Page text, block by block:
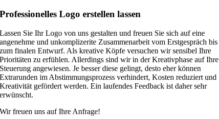
Professionelles Logo erstellen lassen
Lassen Sie Ihr Logo von uns gestalten und freuen Sie sich auf eine
angenehme und unkomplizerite Zusammenarbeit vom Erstgespräch bis
zum finalen Entwurf. Als kreative Köpfe versuchen wir sensibel Ihre
Prioritäten zu erfühlen. Allerdings sind wir in der Kreativphase auf Ihre
Steuerung angewiesen. Je besser diese gelingt, desto eher können
Extrarunden im Abstimmungsprozess verhindert, Kosten reduziert und
Kreativität gefördert werden. Ein laufendes Feedback ist daher sehr
erwünscht.
Wir freuen uns auf Ihre Anfrage!